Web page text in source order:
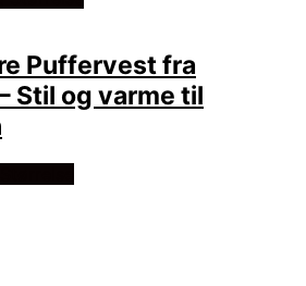
Puffervest fra
Stil og varme til